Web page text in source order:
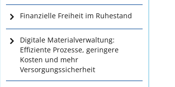
Finanzielle Freiheit im Ruhestand
Digitale Materialverwaltung:
Effiziente Prozesse, geringere
Kosten und mehr
Versorgungssicherheit